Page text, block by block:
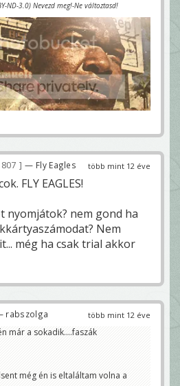
ND-3.0) Nevezd meg!-Ne változtasd!
több mint 12 éve
— Fly Eagles
FLY EAGLES!
nyomjátok? nem gond ha
Nem
még ha csak trial akkor
több mint 12 éve
rabszolga
már a sokadik....faszák
még én is eltaláltam volna a